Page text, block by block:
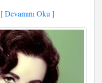
[ Devamını Oku ]